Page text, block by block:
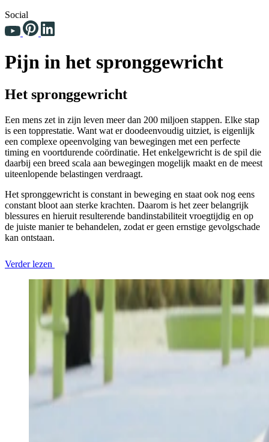
Social
Pijn in het spronggewricht
Het spronggewricht
Een mens zet in zijn leven meer dan 200 miljoen stappen. Elke stap
is een topprestatie. Want wat er doodeenvoudig uitziet, is eigenlijk
een complexe opeenvolging van bewegingen met een perfecte
timing en voortdurende coördinatie. Het enkelgewricht is de spil die
daarbij een breed scala aan bewegingen mogelijk maakt en de meest
uiteenlopende belastingen verdraagt.
Het spronggewricht is constant in beweging en staat ook nog eens
constant bloot aan sterke krachten. Daarom is het zeer belangrijk
blessures en hieruit resulterende bandinstabiliteit vroegtijdig en op
de juiste manier te behandelen, zodat er geen ernstige gevolgschade
kan ontstaan.
Verder lezen